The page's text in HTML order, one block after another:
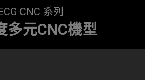
多元CNC機型
CNC 系列